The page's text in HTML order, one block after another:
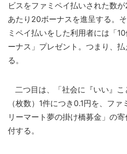
ビスをファミペイ払いされた数
あたり20ボーナスを進呈する。
ミペイ払いをした利用者には「
ーナス」プレゼント。つまり、
る。
二つ目は、「社会に『いい』こ
（枚数）1件につき0.1円を、フ
リーマート夢の掛け橋募金」の
付する。